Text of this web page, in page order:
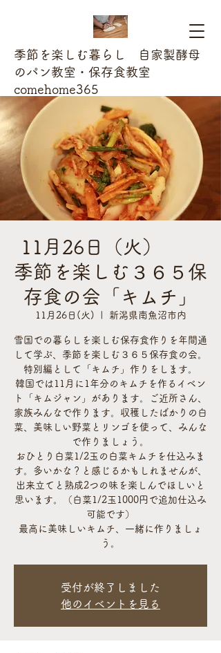
季節を楽しむ暮らし 自家製酵母
のパン教室・保存食教室
comehome365
11月26日（火）
季節を楽しむ３６５保
存食の会「キムチ」
11月26日(火) 新潟県南魚沼市内
雪国での暮らしを楽しむ保存食作りを年間通
して学ぶ、季節を楽しむ３６５保存食の会。
特別編として「キムチ」作りをします。
韓国では11月に1年分のキムチを作るイベン
ト「キムジャン」があります。ご近所さん、
家族みんなで作ります。収穫したばかりの白
菜、美味しい野菜とリンゴを使って、みんな
で作りましょう。
おひとり白菜1/2玉の白菜キムチを仕込みま
す。多いかな？と感じるかもしれませんが、
出来立てと熟成2つの味を楽しんでほしいと
思います。（白菜1/2玉1000円で追加仕込み
可能です）
最高に美味しいキムチ、一緒に作りましょ
う。
受付が終了しました
他のイベントを見る